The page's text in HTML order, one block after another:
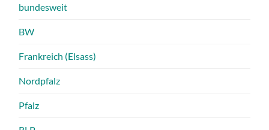
bundesweit
BW
Frankreich (Elsass)
Nordpfalz
Pfalz